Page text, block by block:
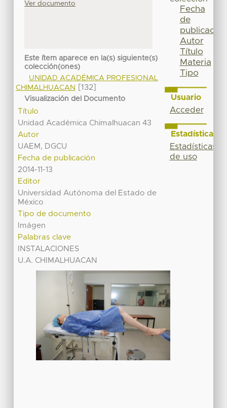
Ver documento
Este ítem aparece en la(s) siguiente(s)
colección(ones)
UNIDAD ACADÉMICA PROFESIONAL
CHIMALHUACAN
[132]
Visualización del Documento
Título
Unidad Académica Chimalhuacan 43
Autor
UAEM, DGCU
Fecha de publicación
2014-11-13
Editor
Universidad Autónoma del Estado de
México
Tipo de documento
Imágen
Palabras clave
INSTALACIONES
U.A. CHIMALHUACAN
Fecha
de
publicación
Autor
Título
Materia
Tipo
Usuario
Acceder
Estadísticas
Estadísticas
de uso